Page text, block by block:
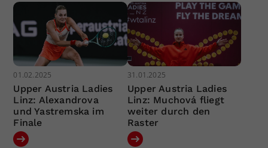
01.02.2025
Upper Austria Ladies
Linz: Alexandrova
und Yastremska im
Finale
31.01.2025
Upper Austria Ladies
Linz: Muchová fliegt
weiter durch den
Raster